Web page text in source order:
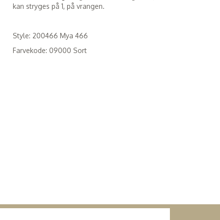
kan stryges på 1, på vrangen.
Style: 200466 Mya 466
Farvekode: 09000 Sort